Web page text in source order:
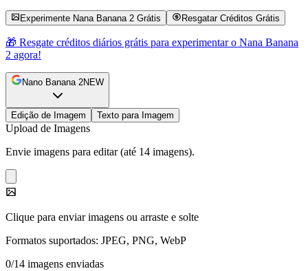
Experimente Nana Banana 2 Grátis Resgatar Créditos Grátis
🎁 Resgate créditos diários grátis para experimentar o Nana Banana
2 agora!
Nano Banana 2NEW
Edição de Imagem Texto para Imagem
Upload de Imagens
Envie imagens para editar (até 14 imagens).
Clique para enviar imagens ou arraste e solte
Formatos suportados: JPEG, PNG, WebP
0/14 imagens enviadas